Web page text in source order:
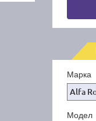
Марка
Модел